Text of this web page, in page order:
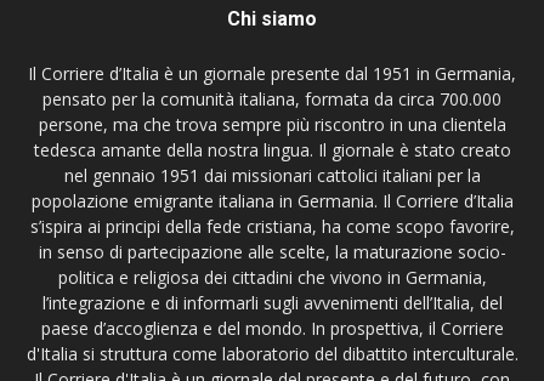
Chi siamo
Il Corriere d’Italia è un giornale presente dal 1951 in Germania,
pensato per la comunità italiana, formata da circa 700.000
persone, ma che trova sempre più riscontro in una clientela
tedesca amante della nostra lingua. Il giornale è stato creato
nel gennaio 1951 dai missionari cattolici italiani per la
popolazione emigrante italiana in Germania. Il Corriere d’Italia
s’ispira ai principi della fede cristiana, ha come scopo favorire,
in senso di partecipazione alle scelte, la maturazione socio-
politica e religiosa dei cittadini che vivono in Germania,
l’integrazione e di informarli sugli avvenimenti dell’Italia, del
paese d’accoglienza e del mondo. In prospettiva, il Corriere
d'Italia si struttura come laboratorio del dibattito interculturale.